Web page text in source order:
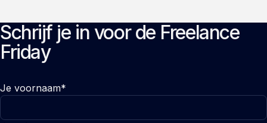
Schrijf je in voor de Freelance
Friday
Je voornaam*